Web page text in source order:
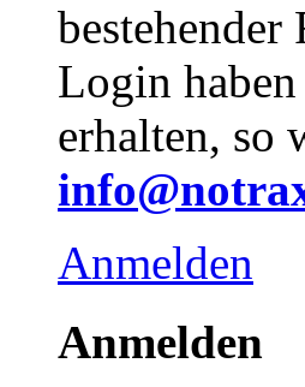
Login
erhalten, so
Anmelden
Anmelden